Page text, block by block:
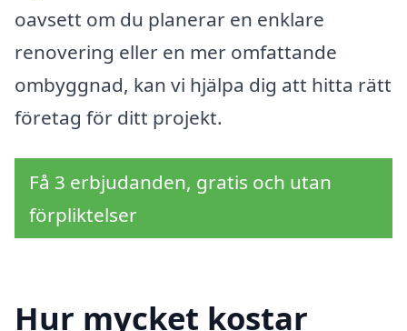
oavsett om du planerar en enklare
renovering eller en mer omfattande
ombyggnad, kan vi hjälpa dig att hitta rätt
företag för ditt projekt.
Få 3 erbjudanden, gratis och utan
förpliktelser
Hur mycket kostar